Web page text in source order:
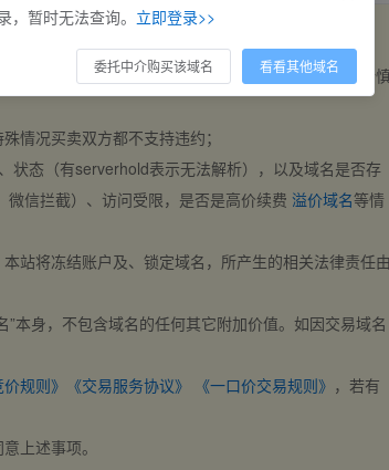
。买卖双方都不支持违约，一旦出价不支持撤销，请
情况买卖双方都不支持违约；
状态（有serverhold表示无法解析），以及域名是否存
信拦截）、访问受限，是否是高价续费 溢价域名等情
站将冻结账户及、锁定域名，所产生的相关法律责任
本身，不包含域名的任何其它附加价值。如因交易域名
规则》 《交易服务协议》 《一口价交易规则》 ，若有
上述事项。
，暂时无法查询。 立即登录>>
委托中介购买该域名 看看其他域名